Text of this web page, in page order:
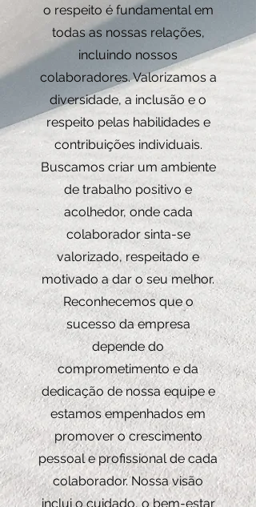
o respeito é fundamental em
todas as nossas relações,
incluindo nossos
colaboradores. Valorizamos a
diversidade, a inclusão e o
respeito pelas habilidades e
contribuições individuais.
Buscamos criar um ambiente
de trabalho positivo e
acolhedor, onde cada
colaborador sinta-se
valorizado, respeitado e
motivado a dar o seu melhor.
Reconhecemos que o
sucesso da empresa
depende do
comprometimento e da
dedicação de nossa equipe e
estamos empenhados em
promover o crescimento
pessoal e profissional de cada
colaborador. Nossa visão
inclui o cuidado, o bem-estar